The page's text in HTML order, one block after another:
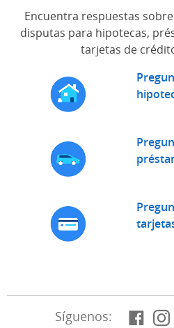
Encuentra respuestas
disputas para hipotecas,
tarjetas de
(Se
(Se
(Se
Síguenos: